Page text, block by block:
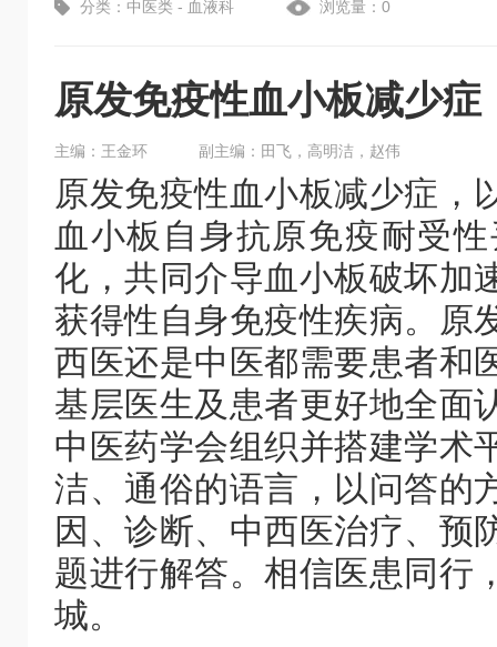
分类：中医类 - 血液科 浏览量：0
原发免疫性血小板减少症
主编：王金环 副主编：田飞，高明洁，赵伟
原发免疫性血小板减少症，
血小板自身抗原免疫耐受
化，共同介导血小板破坏加
获得性自身免疫性疾病。原
西医还是中医都需要患者和
基层医生及患者更好地全面
中医药学会组织并搭建学术
洁、通俗的语言，以问答的
因、诊断、中西医治疗、预
题进行解答。相信医患同行
城。